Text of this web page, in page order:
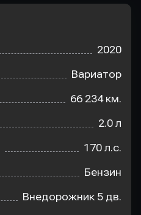
2020
Вариатор
66 234 км.
2.0 л
170 л.с.
Бензин
Внедорожник 5 дв.